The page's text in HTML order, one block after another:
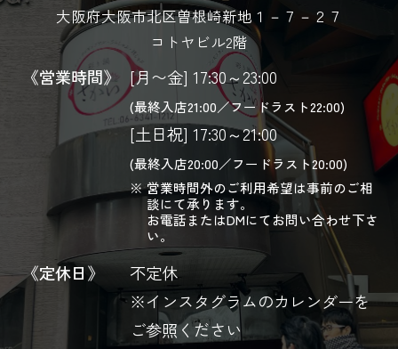
大阪府大阪市北区曽根崎新地１－７－２７
コトヤビル2階
《営業時間》 [月〜金] 17:30～23:00
(最終入店21:00／フードラスト22:00)
[土日祝] 17:30～21:00
(最終入店20:00／フードラスト20:00)
営業時間外のご利用希望は事前のご相
談にて承ります。
お電話またはDMにてお問い合わせ下さ
い。
《定休日》
不定休
※インスタグラムのカレンダーを
ご参照ください